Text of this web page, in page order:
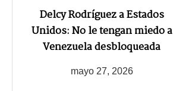
Delcy Rodríguez a Estados
Unidos: No le tengan miedo a
Venezuela desbloqueada
mayo 27, 2026